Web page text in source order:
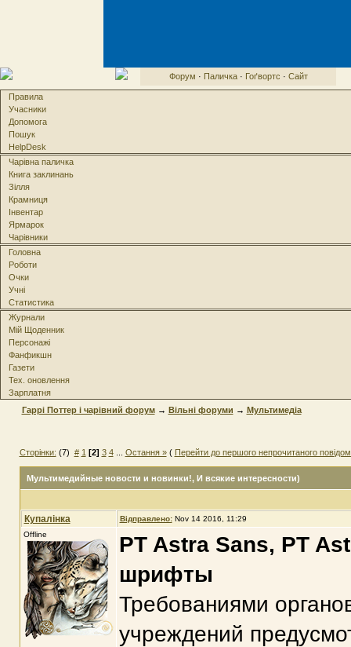
Форум · Паличка· Гоґвортс · Сайт
Правила
Учасники
Допомога
Пошук
HelpDesk
Чарівна паличка
Книга заклинань
Зілля
Крамниця
Інвентар
Ярмарок
Чарівники
Головна
Роботи
Очки
Учні
Статистика
Журнали
Мій Щоденник
Персонажі
Фанфикшн
Газети
Тех. оновлення
Зарплатня
Гаррі Поттер і чарівний форум→ Вільні форуми → Мультимедіа
Сторінки: (7) # 1 [2] 3 4... Остання »( Перейти до першого непрочитаного
Мультимедийные новости и новинки!, И всякие интересности)
Купалінка Відправлено: Nov 14 2016, 11:29
Offline
PT Astra Sans, PT
шрифты
Требованиями
учреждений